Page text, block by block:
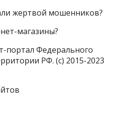
жертвой мошенников?
магазины?
портал Федерального
РФ. (с) 2015-2023